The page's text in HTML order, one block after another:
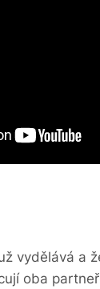
vydělává a
oba